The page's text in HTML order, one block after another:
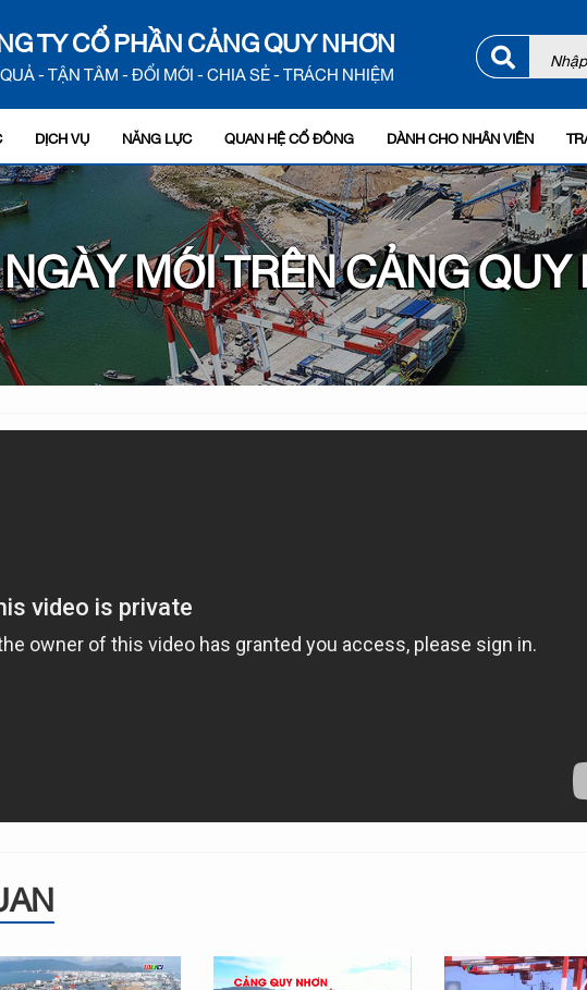
TY CỔ PHẦN CẢNG QUY NHƠN
- TẬN TÂM - ĐỔI MỚI - CHIA SẺ - TRÁCH NHIỆM
DỊCH VỤ NĂNG LỰC QUAN HỆ CỔ ĐÔNG DÀNH CHO NHÂN VIÊN
NGÀY MỚI TRÊN CẢNG